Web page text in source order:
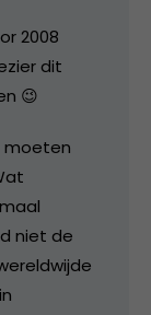
2008
dit
😉
moeten
niet de